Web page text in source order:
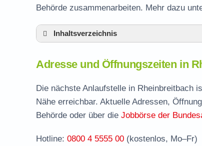
Behörde zusammenarbeiten. Mehr dazu
Inhaltsverzeichnis
Leistungen der Arbeitsvermittlung in
Termin vereinbaren und Bürgergeld
Jobcenter Neuwied – zuständige
Stellenangebote und Jobbörse in
Häufige Fragen rund ums Jobcenter
Adresse und Öffnungszeiten in
Die nächste Anlaufstelle in Rheinbreitbach
Nähe erreichbar. Aktuelle Adressen,
Behörde oder über die Jobbörse der
Hotline: 0800 4 5555 00 (kostenlos, Mo–Fr)